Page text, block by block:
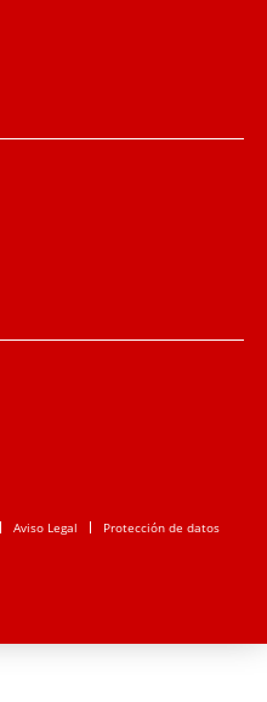
Aviso Legal Protección de datos